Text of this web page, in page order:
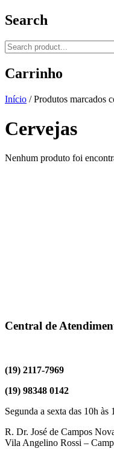
Search
Carrinho
Início /Produtos marcados
Cervejas
Nenhum produto foi
Central de
(19) 2117-7969
(19) 98348 0142
Segunda a sexta das 10h às
R. Dr. José de Campos
Vila Angelino Rossi –